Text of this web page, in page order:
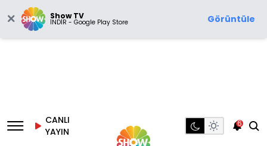
Show TV
İNDİR - Google Play Store Görüntüle
CANLI
YAYIN
6